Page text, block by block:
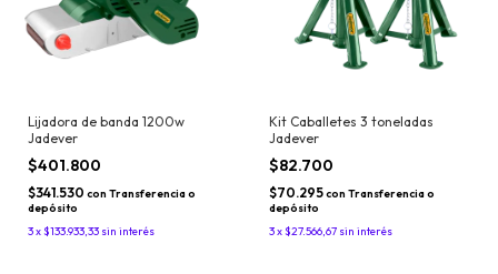
Lijadora de banda 1200w
Jadever
$401.800
$341.530 con Transferencia o
depósito
3x$133.933,33 sin interés
Kit Caballetes 3 toneladas
Jadever
$82.700
$70.295con Transferencia o
depósito
3x$27.566,67 sin interés